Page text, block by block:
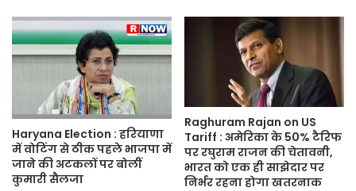
Haryana Election : हरियाणा
में वोटिंग से ठीक पहले भाजपा में
जाने की अटकलों पर बोलीं
कुमारी सैलजा
Raghuram Rajan on US
Tariff : अमेरिका के 50% टैरिफ
पर रघुराम राजन की चेतावनी,
भारत को एक ही साझेदार पर
निर्भर रहना होगा खतरनाक